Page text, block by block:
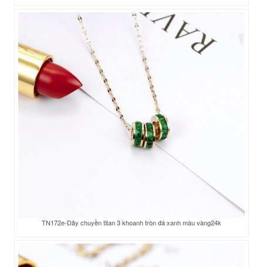
TN172e-Dây chuyền titan 3 khoanh tròn đá xanh màu vàng24k